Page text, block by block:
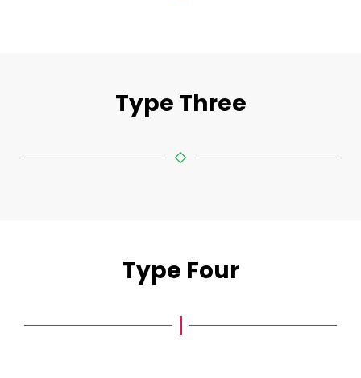
Type Three
Type Four